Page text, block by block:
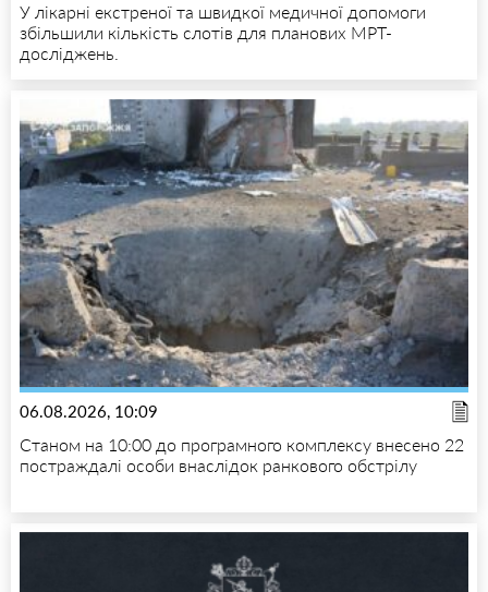
У лікарні екстреної та швидкої медичної допомоги
збільшили кількість слотів для планових МРТ-
досліджень.
06.08.2026, 10:09
Станом на 10:00 до програмного комплексу внесено 22
постраждалі особи внаслідок ранкового обстрілу